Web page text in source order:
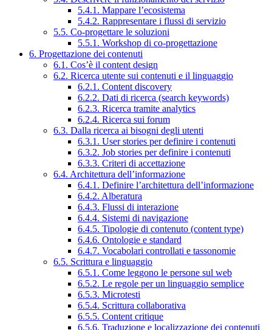
5.4.1. Mappare l’ecosistema
5.4.2. Rappresentare i flussi di servizio
5.5. Co-progettare le soluzioni
5.5.1. Workshop di co-progettazione
6. Progettazione dei contenuti
6.1. Cos’è il content design
6.2. Ricerca utente sui contenuti e il linguaggio
6.2.1. Content discovery
6.2.2. Dati di ricerca (search keywords)
6.2.3. Ricerca tramite analytics
6.2.4. Ricerca sui forum
6.3. Dalla ricerca ai bisogni degli utenti
6.3.1. User stories per definire i contenuti
6.3.2. Job stories per definire i contenuti
6.3.3. Criteri di accettazione
6.4. Architettura dell’informazione
6.4.1. Definire l’architettura dell’informazione
6.4.2. Alberatura
6.4.3. Flussi di interazione
6.4.4. Sistemi di navigazione
6.4.5. Tipologie di contenuto (content type)
6.4.6. Ontologie e standard
6.4.7. Vocabolari controllati e tassonomie
6.5. Scrittura e linguaggio
6.5.1. Come leggono le persone sul web
6.5.2. Le regole per un linguaggio semplice
6.5.3. Microtesti
6.5.4. Scrittura collaborativa
6.5.5. Content critique
6.5.6. Traduzione e localizzazione dei contenuti